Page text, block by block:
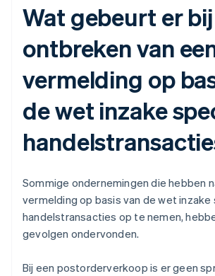
Wat gebeurt er
ontbreken van
vermelding op
de wet inzake
Sommige ondernemingen die hebben
vermelding op basis van de wet
handelstransacties op te nemen,
gevolgen ondervonden.
Bij een postorderverkoop is er geen